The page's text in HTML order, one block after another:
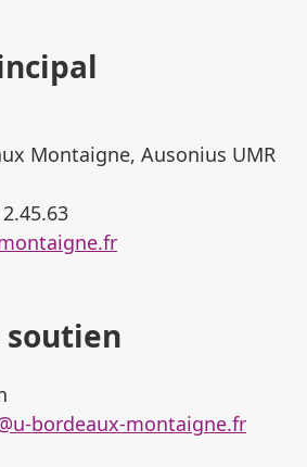
Montaigne, Ausonius UMR
soutien
bordeaux-montaigne.fr